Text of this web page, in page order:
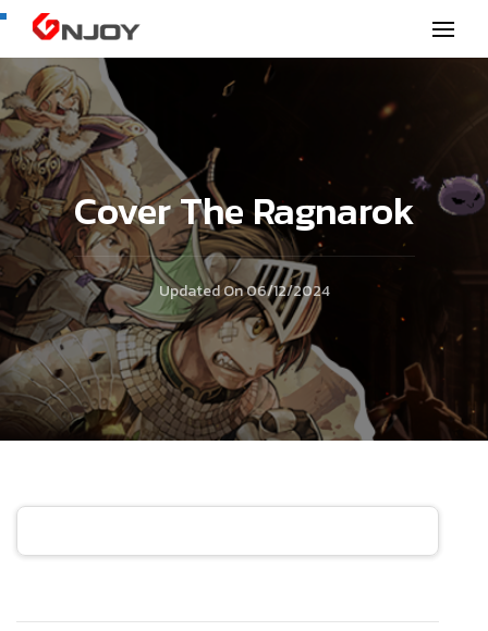
GNjoy mobile news
Cover The Ragnarok
Updated On06/12/2024